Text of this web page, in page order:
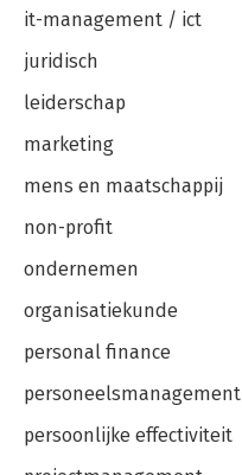
it-management / ict
juridisch
leiderschap
marketing
mens en maatschappij
non-profit
ondernemen
organisatiekunde
personal finance
personeelsmanagement
persoonlijke effectiviteit